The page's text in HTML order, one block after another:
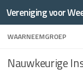
Doorgaan naar
WAARNEEMGROEP
Nauwkeurige